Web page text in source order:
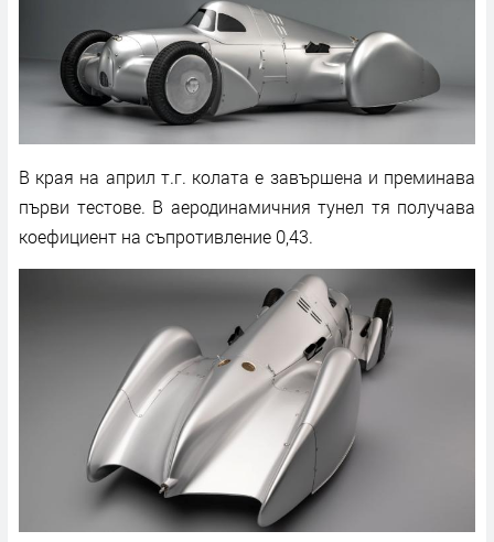
В края на април т.г. колата е завършена и преминава
първи тестове. В аеродинамичния тунел тя получава
коефициент на съпротивление 0,43.